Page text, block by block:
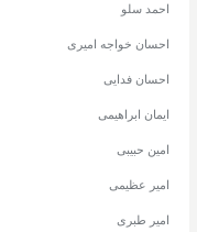
احمد سلو
احسان خواجه امیری
احسان فدایی
ایمان ابراهیمی
امین حبیبی
امیر عظیمی
امیر طبری